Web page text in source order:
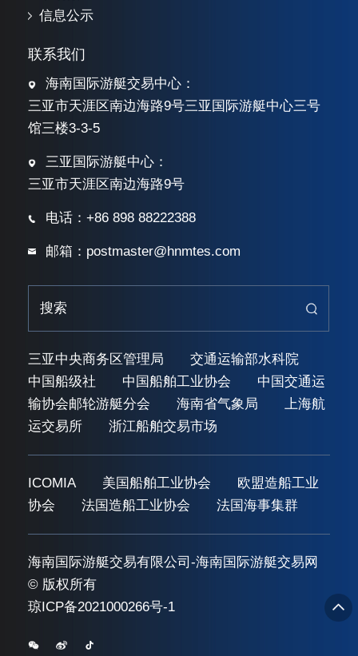
信息公示
联系我们
海南国际游艇交易中心：
三亚市天涯区南边海路9号三亚国际游艇中心三号
馆三楼3-3-5
三亚国际游艇中心：
三亚市天涯区南边海路9号
电话：+86 898 88222388
邮箱：postmaster@hnmtes.com
三亚中央商务区管理局
交通运输部水科院
中国船级社
中国船舶工业协会
中国交通运
输协会邮轮游艇分会
海南省气象局
上海航
运交易所
浙江船舶交易市场
ICOMIA 美国船舶工业协会
欧盟造船工业
协会
法国造船工业协会 法国海事集群
海南国际游艇交易有限公司-海南国际游艇交易网
© 版权所有
琼ICP备2021000266号-1